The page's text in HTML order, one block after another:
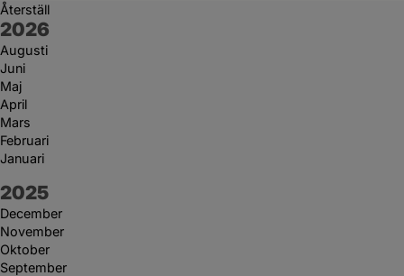
Återställ
År:
2026
Augusti
Juni
Maj
April
Mars
Februari
Januari
År:
2025
December
November
Oktober
September